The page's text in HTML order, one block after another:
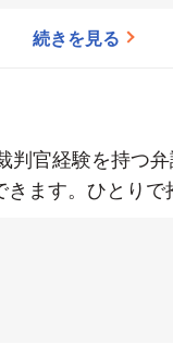
的に行っており
せていただきま
希望がござい
続きを見る
判官経験を持つ
ます。ひとりで